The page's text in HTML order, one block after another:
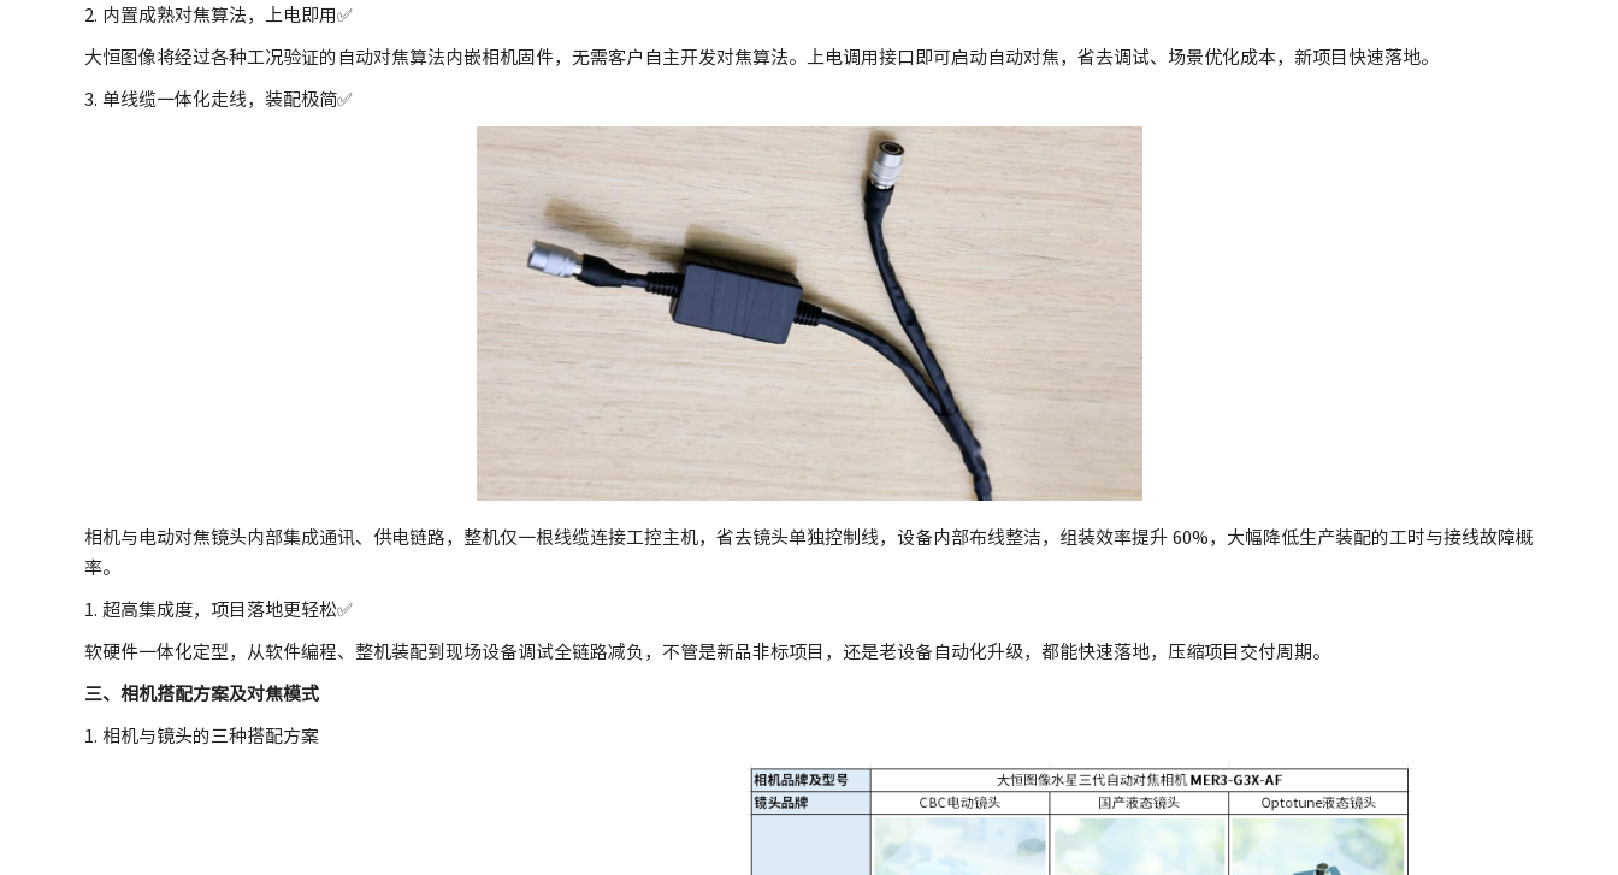
2. 内置成熟对焦算法，上电即用✅️
大恒图像将经过各种工况验证的自动对焦算法内嵌相机固件，无需客户自主开发对焦算法。上电调用接口即可启动自动对焦，省去调试、场景优化成本，新项目快速落地。
3. 单线缆一体化走线，装配极简✅
相机与电动对焦镜头内部集成通讯、供电链路，整机仅一根线缆连接工控主机，省去镜头单独控制线，设备内部布线整洁，组装效率提升 60%，大幅降低生产装配的工时与接线故障概
率。
1. 超高集成度，项目落地更轻松✅
软硬件一体化定型，从软件编程、整机装配到现场设备调试全链路减负，不管是新品非标项目，还是老设备自动化升级，都能快速落地，压缩项目交付周期。
三、相机搭配方案及对焦模式
1. 相机与镜头的三种搭配方案